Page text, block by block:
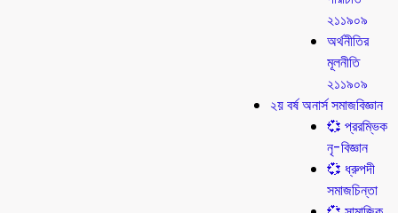
২১১৯০৯
অর্থনীতির
মূলনীতি
২১১৯০৯
২য় বর্ষ অনার্স সমাজবিজ্ঞান
💞 প্ররম্ভিক
নৃ-বিজ্ঞান
💞 ধ্রুপদী
সমাজচিন্তা